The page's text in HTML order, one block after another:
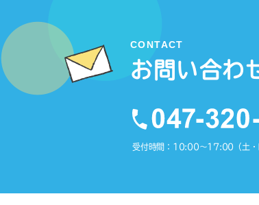
CONTACT
お問い合わ
受付時間：10:00〜17:00（土・